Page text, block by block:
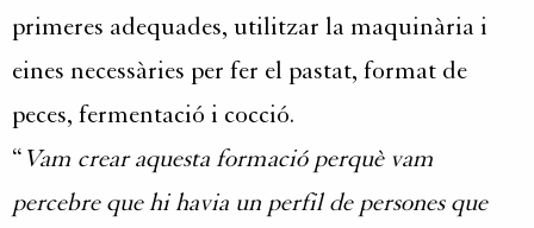
primeres adequades, utilitzar la maquinària i
eines necessàries per fer el pastat, format de
peces, fermentació i cocció.
“ Vam crear aquesta formació perquè vam
percebre que hi havia un perfil de persones que